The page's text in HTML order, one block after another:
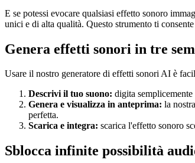
E se potessi evocare qualsiasi effetto sonoro
unici e di alta qualità. Questo strumento ti
Genera effetti sonori in tre
Usare il nostro generatore di effetti sonori AI è
Descrivi il tuo suono: digita
Genera e visualizza in anteprima: la
perfetta.
Scarica e integra: scarica l'effetto sonoro
Sblocca infinite possibilità